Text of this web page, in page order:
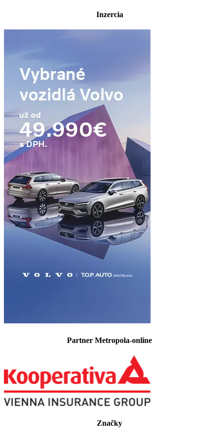
Inzercia
Partner Metropola-online
Značky